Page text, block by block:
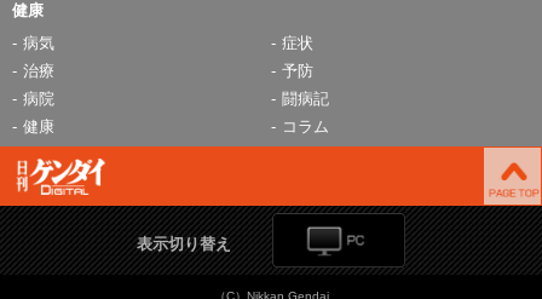
健康
病気
症状
治療
予防
病院
闘病記
健康
コラム
表示切り替え
（C）Nikkan Gendai